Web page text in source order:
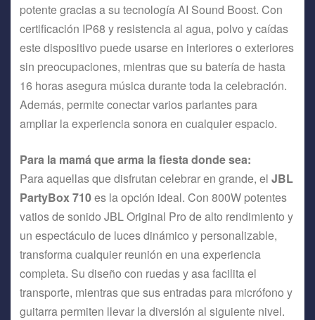
potente gracias a su tecnología AI Sound Boost. Con
certificación IP68 y resistencia al agua, polvo y caídas
este dispositivo puede usarse en interiores o exteriores
sin preocupaciones, mientras que su batería de hasta
16 horas asegura música durante toda la celebración.
Además, permite conectar varios parlantes para
ampliar la experiencia sonora en cualquier espacio.
Para la mamá que arma la fiesta donde sea:
Para aquellas que disfrutan celebrar en grande, el JBL
PartyBox 710es la opción ideal. Con 800W potentes
vatios de sonido JBL Original Pro de alto rendimiento y
un espectáculo de luces dinámico y personalizable,
transforma cualquier reunión en una experiencia
completa. Su diseño con ruedas y asa facilita el
transporte, mientras que sus entradas para micrófono y
guitarra permiten llevar la diversión al siguiente nivel.